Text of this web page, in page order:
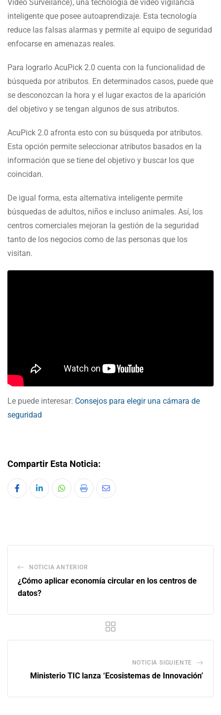
Video Surveilance), una tecnología de video vigilancia
inteligente que posee autoaprendizaje. Esta tecnología
reduce las falsas alarmas y permite al equipo de seguridad
enfocarse en amenazas reales.
Para lograrlo AcuPick 2.0 cuenta con la funcionalidad de
búsqueda por atributos. En determinados casos, puede que
se desconozcan la hora y el lugar exactos de la aparición
del objetivo y se tengan algunos de sus atributos.
AcuPick 2.0 afronta esto con su búsqueda por atributos.
Esta opción permite seleccionar atributos basados en la
información que se tiene del objetivo y buscar los que
coincidan.
De igual forma, esta alternativa inteligente permite
búsquedas de adultos, niños e incluso animales. Así, los
centros comerciales mejoran la gestión de la seguridad
tanto de los negocios como de las personas que los
visitan.
Le puede interesar: Consejos para elegir una cámara de
seguridad
Compartir Esta Noticia:
NOTICIA ANTERIOR
¿Cómo aplicar economía circular en los centros de
datos?
NOTICIA SIGUIENTE
Ministerio TIC lanza ‘Ecosistemas de Innovación’